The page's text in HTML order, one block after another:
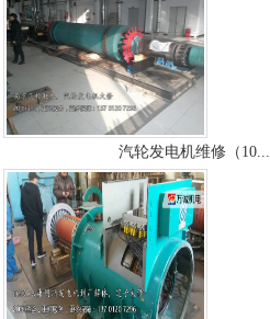
汽轮发电机维修（10...